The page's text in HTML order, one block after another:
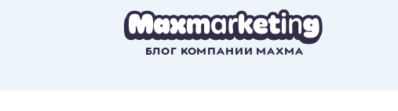
БЛОГ КОМПАНИИ MAXMA